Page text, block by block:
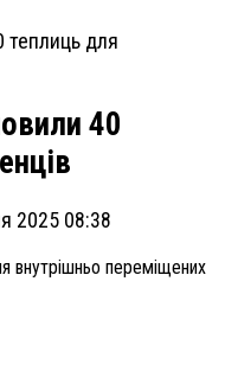
40
2025 08:38
внутрішньо переміщених